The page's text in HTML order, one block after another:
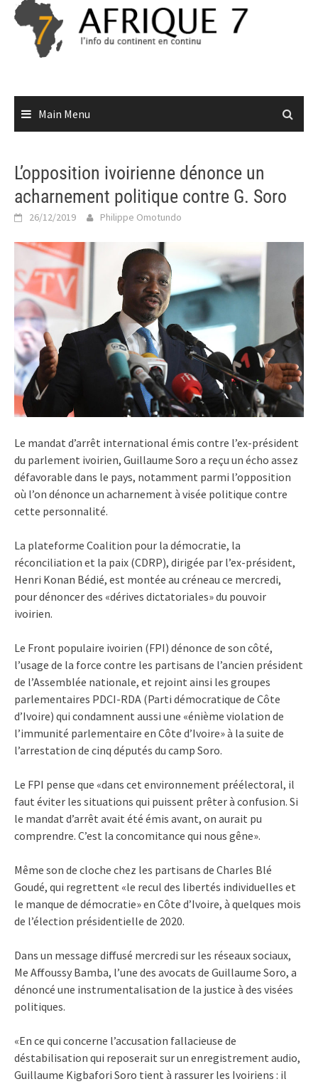
Skip
content
Main Menu
L’opposition ivoirienne dénonce un
acharnement politique contre G. Soro
26/12/2019 Philippe Omotundo
Le mandat d’arrêt international émis contre l’ex-président
du parlement ivoirien, Guillaume Soro a reçu un écho assez
défavorable dans le pays, notamment parmi l’opposition
où l’on dénonce un acharnement à visée politique contre
cette personnalité.
La plateforme Coalition pour la démocratie, la
réconciliation et la paix (CDRP), dirigée par l’ex-président,
Henri Konan Bédié, est montée au créneau ce mercredi,
pour dénoncer des «dérives dictatoriales» du pouvoir
ivoirien.
Le Front populaire ivoirien (FPI) dénonce de son côté,
l’usage de la force contre les partisans de l’ancien président
de l’Assemblée nationale, et rejoint ainsi les groupes
parlementaires PDCI-RDA (Parti démocratique de Côte
d’Ivoire) qui condamnent aussi une «énième violation de
l’immunité parlementaire en Côte d’Ivoire» à la suite de
l’arrestation de cinq députés du camp Soro.
Le FPI pense que «dans cet environnement préélectoral, il
faut éviter les situations qui puissent prêter à confusion. Si
le mandat d’arrêt avait été émis avant, on aurait pu
comprendre. C’est la concomitance qui nous gêne».
Même son de cloche chez les partisans de Charles Blé
Goudé, qui regrettent «le recul des libertés individuelles et
le manque de démocratie» en Côte d’Ivoire, à quelques mois
de l’élection présidentielle de 2020.
Dans un message diffusé mercredi sur les réseaux sociaux,
Me Affoussy Bamba, l’une des avocats de Guillaume Soro, a
dénoncé une instrumentalisation de la justice à des visées
politiques.
«En ce qui concerne l’accusation fallacieuse de
déstabilisation qui reposerait sur un enregistrement audio,
Guillaume Kigbafori Soro tient à rassurer les Ivoiriens : il